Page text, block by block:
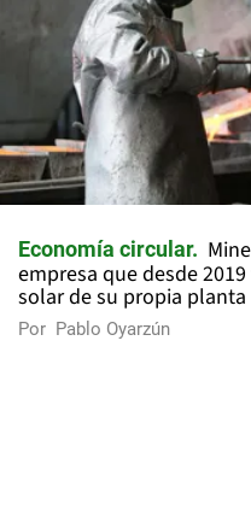
Economía circular
empresa que desde
solar de su propia planta
Por Pablo Oyarzún